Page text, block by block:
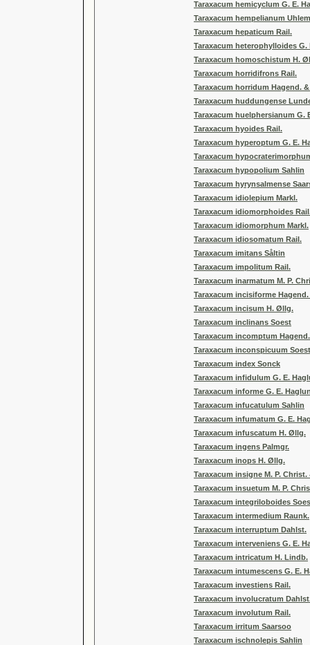
Taraxacum hemicyclum G. E.
Taraxacum hempelianum
Taraxacum hepaticum Rail.
Taraxacum heterophylloides G.
Taraxacum homoschistum H.
Taraxacum horridifrons Rail.
Taraxacum horridum Hagend.
Taraxacum huddungense
Taraxacum huelphersianum G.
Taraxacum hyoides Rail.
Taraxacum hyperoptum G. E.
Taraxacum
Taraxacum hypopolium Sahlin
Taraxacum hyrynsalmense
Taraxacum idiolepium Markl.
Taraxacum idiomorphoides
Taraxacum idiomorphum Markl.
Taraxacum idiosomatum Rail.
Taraxacum imitans Såltin
Taraxacum impolitum Rail.
Taraxacum inarmatum M. P.
Taraxacum incisiforme Hagend.
Taraxacum incisum H. Øllg.
Taraxacum inclinans Soest
Taraxacum incomptum
Taraxacum inconspicuum Soest
Taraxacum index Sonck
Taraxacum infidulum G. E.
Taraxacum informe G. E.
Taraxacum infucatulum Sahlin
Taraxacum infumatum G. E.
Taraxacum infuscatum H. Øllg.
Taraxacum ingens Palmgr.
Taraxacum inops H. Øllg.
Taraxacum insigne M. P. Christ.
Taraxacum insuetum M. P.
Taraxacum integriloboides
Taraxacum intermedium Raunk.
Taraxacum interruptum Dahlst.
Taraxacum interveniens G. E.
Taraxacum intricatum H. Lindb.
Taraxacum intumescens G. E.
Taraxacum investiens Rail.
Taraxacum involucratum
Taraxacum involutum Rail.
Taraxacum irritum Saarsoo
Taraxacum ischnolepis Sahlin